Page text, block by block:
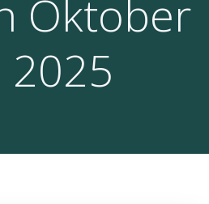
Oktober
2025